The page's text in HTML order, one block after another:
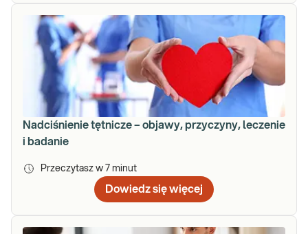
Nadciśnienie tętnicze – objawy, przyczyny, leczenie
i badanie
Przeczytasz w 7 minut
Dowiedz się więcej